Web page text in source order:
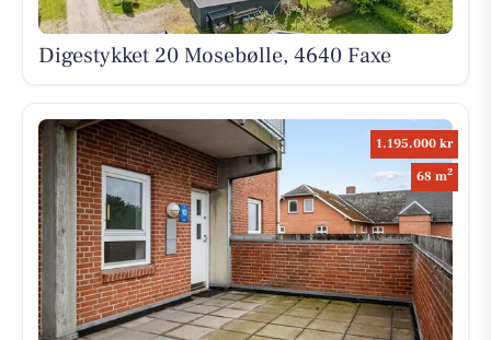
Digestykket 20 Mosebølle, 4640 Faxe
1.195.000 kr
68 m2